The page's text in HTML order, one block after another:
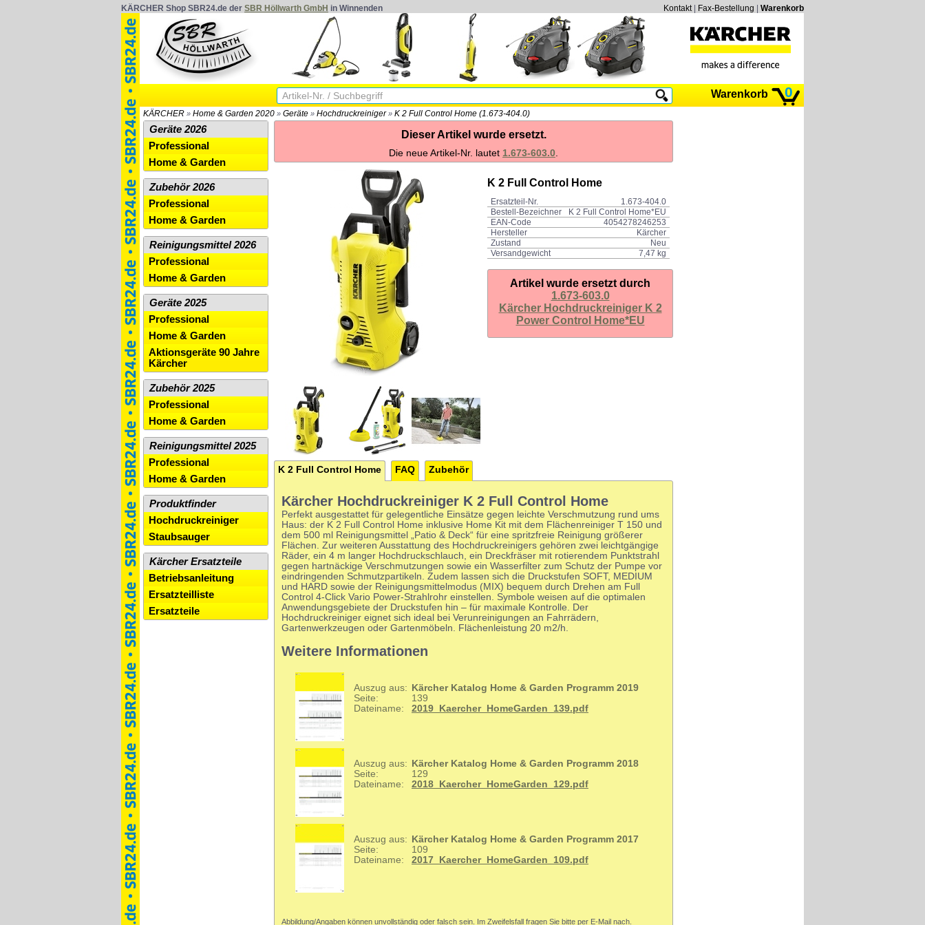
KÄRCHER Shop SBR24.de der SBR Höllwarth GmbH in Winnenden Kontakt| Fax-Bestellung Warenkorb
Warenkorb 0
KÄRCHER » Home & Garden 2020 » Geräte » Hochdruckreiniger» K 2 Full Control Home (1.673-404.0)
Dieser Artikel wurde ersetzt.
Die neue Artikel-Nr. lautet 1.673-603.0.
K 2 Full Control Home
Ersatzteil-Nr.
1.673-404.0
Bestell-Bezeichner
K 2 Full Control Home*EU
EAN-Code
4054278246253
Hersteller
Kärcher
Zustand
Neu
Versandgewicht
7,47 kg
Artikel wurde ersetzt durch
1.673-603.0
Kärcher Hochdruckreiniger K 2
Power Control Home*EU
K 2 Full Control Home FAQ Zubehör
Kärcher Hochdruckreiniger K 2 Full Control Home
Perfekt ausgestattet für gelegentliche Einsätze gegen leichte Verschmutzung rund ums
Haus: der K 2 Full Control Home inklusive Home Kit mit dem Flächenreiniger T 150 und
dem 500 ml Reinigungsmittel „Patio & Deck“ für eine spritzfreie Reinigung größerer
Flächen. Zur weiteren Ausstattung des Hochdruckreinigers gehören zwei leichtgängige
Räder, ein 4 m langer Hochdruckschlauch, ein Dreckfräser mit rotierendem Punktstrahl
gegen hartnäckige Verschmutzungen sowie ein Wasserfilter zum Schutz der Pumpe vor
eindringenden Schmutzpartikeln. Zudem lassen sich die Druckstufen SOFT, MEDIUM
und HARD sowie der Reinigungsmittelmodus (MIX) bequem durch Drehen am Full
Control 4-Click Vario Power-Strahlrohr einstellen. Symbole weisen auf die optimalen
Anwendungsgebiete der Druckstufen hin – für maximale Kontrolle. Der
Hochdruckreiniger eignet sich ideal bei Verunreinigungen an Fahrrädern,
Gartenwerkzeugen oder Gartenmöbeln. Flächenleistung 20 m2/h.
Weitere Informationen
Auszug aus:
Kärcher Katalog Home & Garden Programm 2019
Seite:
139
Dateiname:
2019_Kaercher_HomeGarden_139.pdf
Auszug aus:
Kärcher Katalog Home & Garden Programm 2018
Seite:
129
Dateiname:
2018_Kaercher_HomeGarden_129.pdf
Auszug aus:
Kärcher Katalog Home & Garden Programm 2017
Seite:
109
Dateiname:
2017_Kaercher_HomeGarden_109.pdf
Abbildung/Angaben können unvollständig oder falsch sein. Im Zweifelsfall fragen Sie bitte per E-Mail nach.
Geräte 2026
Professional
Home & Garden
Zubehör 2026
Professional
Home & Garden
Reinigungsmittel 2026
Professional
Home & Garden
Geräte 2025
Professional
Home & Garden
Aktionsgeräte 90 Jahre
Kärcher
Zubehör 2025
Professional
Home & Garden
Reinigungsmittel 2025
Professional
Home & Garden
Produktfinder
Hochdruckreiniger
Staubsauger
Kärcher Ersatzteile
Betriebsanleitung
Ersatzteilliste
Ersatzteile